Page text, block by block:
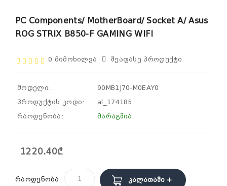
PC Components/ MotherBoard/ Socket A/ Asus
ROG STRIX B850-F GAMING WIFI
0 Მიმოხილვა Შეაფასე Პროდუქტი
მოდელი:
90MB1J70-M0EAY0
პროდუქტის კოდი:
al_174185
რაოდენობა:
მარაგშია
1220.40₾
რაოდენობა Კალათაში +